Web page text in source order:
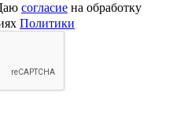
согласие на обработку
Политики